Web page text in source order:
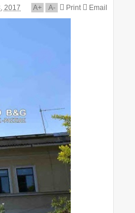
2017 A+ A- Print Email